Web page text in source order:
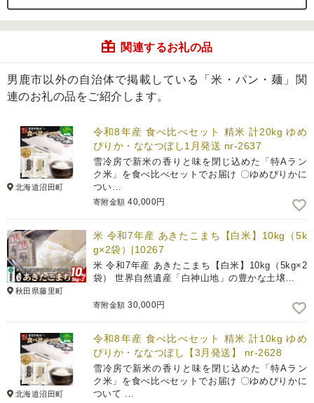
関連するお礼の品
男鹿市以外の自治体で掲載している「米・パン・麺」関
連のお礼の品をご紹介します。
北海道沼田町
令和8年産 食べ比べセット 精米 計20kg ゆめ
ぴりか・ななつぼし1月発送 nr-2637
雪冷房で新米の香りと味を閉じ込めた「特Aラン
ク米」を食べ比べセットでお届け 〇ゆめぴりかに
つい…
寄附金額 40,000円
秋田県藤里町
米 令和7年産 あきたこまち【白米】10kg（5k
g×2袋）|10267
米 令和7年産 あきたこまち【白米】10kg（5kg×2
袋） 世界自然遺産「白神山地」の豊かな土壌…
寄附金額 30,000円
北海道沼田町
令和8年産 食べ比べセット 精米 計10kg ゆめ
ぴりか・ななつぼし【3月発送】 nr-2628
雪冷房で新米の香りと味を閉じ込めた「特Aラン
ク米」を食べ比べセットでお届け 〇ゆめぴりかに
ついて …